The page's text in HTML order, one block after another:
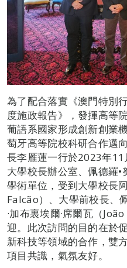
為了配合落實《澳門特別
度施政報告》，發揮高等
葡語系國家形成創新創業
萄牙高等院校科研合作邁
長李雁蓮一行於2023年
大學校長辦公室、佩德羅
學術單位，受到大學校長
Falcão）、大學前校長、
·加布裏埃爾·席爾瓦（
迎。此次訪問的目的在於
新科技等領域的合作，雙
項目共識，氣氛友好。